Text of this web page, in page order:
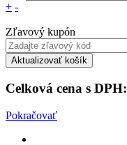
+ -
Zľavový kupón
Aktualizovať košík
Celková cena s DPH:
Pokračovať